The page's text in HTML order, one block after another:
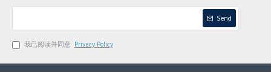
Send
我已阅读并同意 Privacy Policy